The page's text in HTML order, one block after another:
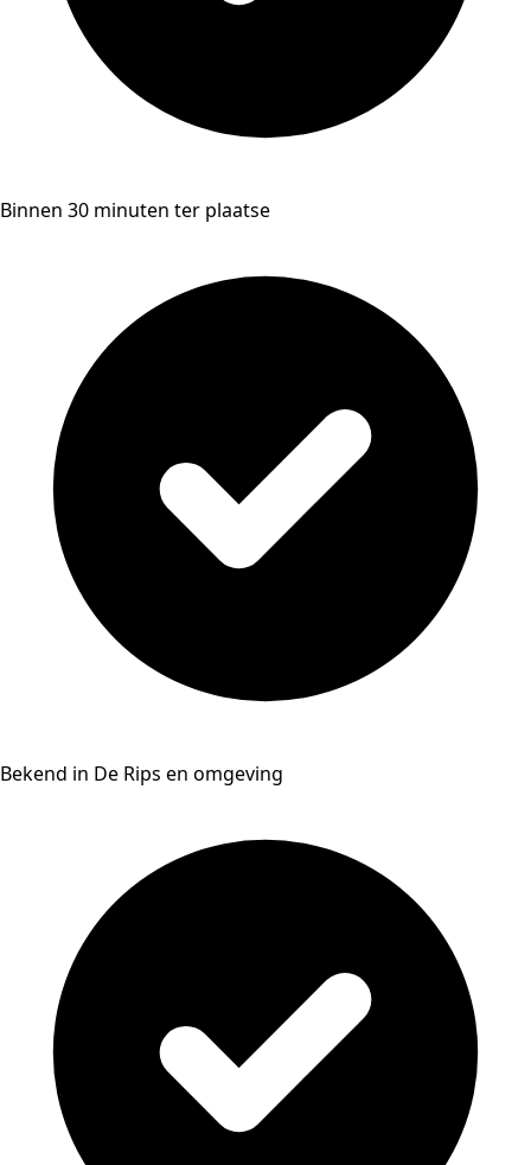
Binnen 30 minuten ter plaatse
Bekend in De Rips en omgeving